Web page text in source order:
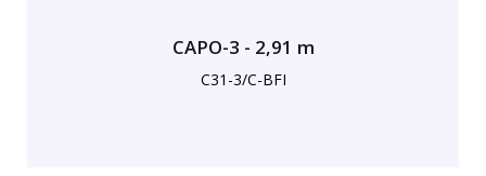
CAPO-3 - 2,91 m
C31-3/C-BFI